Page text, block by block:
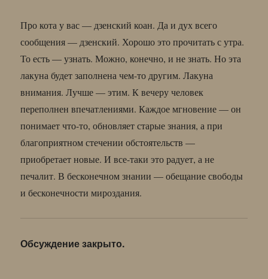
Про кота у вас — дзенский коан. Да и дух всего
сообщения — дзенский. Хорошо это прочитать с утра.
То есть — узнать. Можно, конечно, и не знать. Но эта
лакуна будет заполнена чем-то другим. Лакуна
внимания. Лучше — этим. К вечеру человек
переполнен впечатлениями. Каждое мгновение — он
понимает что-то, обновляет старые знания, а при
благоприятном стечении обстоятельств —
приобретает новые. И все-таки это радует, а не
печалит. В бесконечном знании — обещание свободы
и бесконечности мироздания.
Обсуждение закрыто.